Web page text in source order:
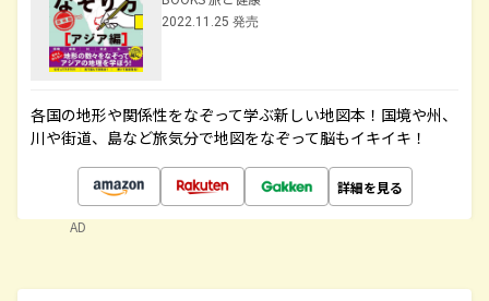
2022.11.25 発売
各国の地形や関係性をなぞって学ぶ新しい地図本！国境や州、
川や街道、島など旅気分で地図をなぞって脳もイキイキ！
詳細を見る
AD